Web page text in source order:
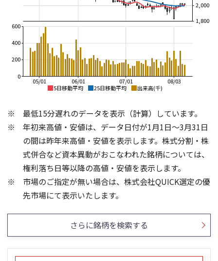
5日移動平均 25日移動平均 出来高(千)
08/03
07/01
06/01
05/01
1,800
2,000
0
200
400
600
13週移動平均 26週移動平均 出来高(千)
1,000
2,000
2,500
0
600
5ヶ月移動平均 25ヶ月移動平均 出来高(千)
500
1,500
2,000
2,500
0
600
最低15分遅れのデータを表示（計算）しています。
年初来高値・安値は、データ日付が1月1日～3月31日
の間は昨年来高値・安値を表示します。株式分割・株
式併合など資本異動がおこなわれた銘柄については、
権利落ち日等以降の高値・安値を表示します。
市場のご指定が無い場合は、株式会社QUICK選定の優
先市場にて表示いたします。
さらに銘柄を検索する